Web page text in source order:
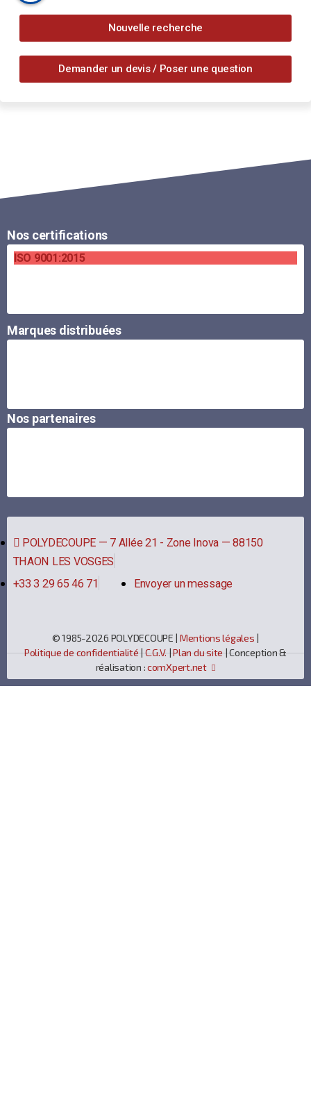
Nouvelle recherche
Demander un devis / Poser une question
Nos certifications
ISO 9001:2015
Marques distribuées
Nos partenaires
POLYDECOUPE — 7 Allée 21 - Zone Inova — 88150
THAON LES VOSGES
+33 3 29 65 46 71
Envoyer un message
© 1985-2026 POLYDECOUPE | Mentions légales |
Politique de confidentialité|C.G.V.|Plan du site| Conception &
réalisation :comXpert.net